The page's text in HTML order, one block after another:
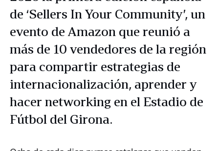
de ‘Sellers In Your Community’, un
evento de Amazon que reunió a
más de 10 vendedores de la región
para compartir estrategias de
internacionalización, aprender y
hacer networking en el Estadio de
Fútbol del Girona.